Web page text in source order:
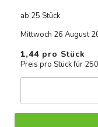
ab 25 Stück
Mittwoch 26 August
1,44 pro Stück
Preis pro Stück für